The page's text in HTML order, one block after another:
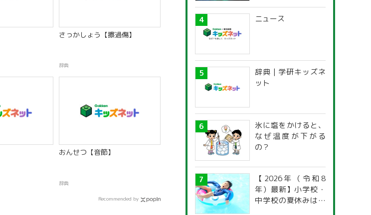
さっかしょう【擦過傷】
辞典
おんせつ【音節】
辞典
Recommended by
探究ガイド
ニュース
辞典 | 学研キッズネ
ット
氷に塩をかけると、
なぜ温度が下がる
の？
【2026年（令和8
年）最新】小学校・
中学校の夏休みはい